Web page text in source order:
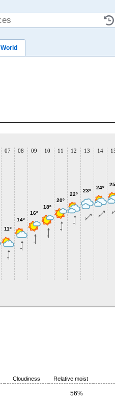
World
07
11º
08
14º
09
16º
10
18º
11
20º
12
22º
13
23º
14
24º
Cloudiness Relative moist
56%